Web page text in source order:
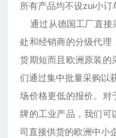
所有产品均不设zui小订
通过从德国工厂直接
处和经销商的分级代理
货期短而且欧洲原装的
们通过集中批量采购以
场价格更低的报价。对
牌的工业产品，我们可
司直接供货的欧洲中小